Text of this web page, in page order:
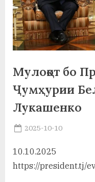
Мулоқот бо
Ҷумҳурии
Лукашенко
Posted
2025-10-10
10.10.2025
https://president.tj/